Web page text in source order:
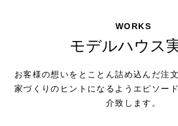
WORKS
モデルハウス
お客様の想いをとことん詰め込んだ注
家づくりのヒントになるようエピソー
介致します。